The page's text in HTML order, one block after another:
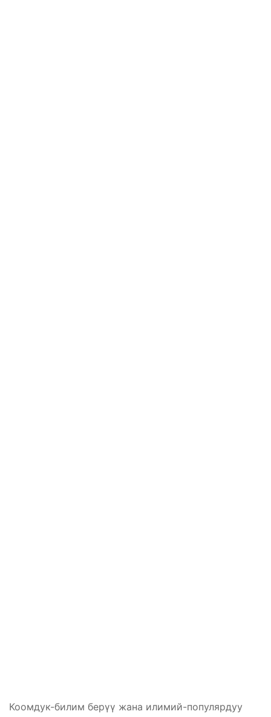
Коомдук-билим берүү жана илимий-популярдуу